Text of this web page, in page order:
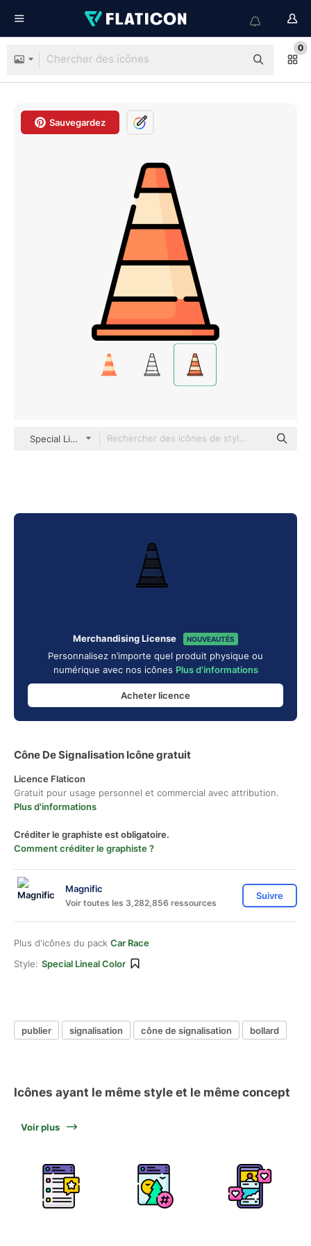
0
Sauvegardez
Special Lineal color
Merchandising License NOUVEAUTÉS
Personnalisez n’importe quel produit physique ou
numérique avec nos icônes Plus d'informations
Acheter licence
Cône De Signalisation Icône gratuit
Licence Flaticon
Gratuit pour usage personnel et commercial avec attribution.
Plus d'informations
Créditer le graphiste est obligatoire.
Comment créditer le graphiste ?
Magnific
Voir toutes les 3,282,856 ressources
Suivre
Plus d'icônes du pack Car Race
Style: Special Lineal Color
publier signalisation cône de signalisation bollard
Icônes ayant le même style et le même concept
Voir plus